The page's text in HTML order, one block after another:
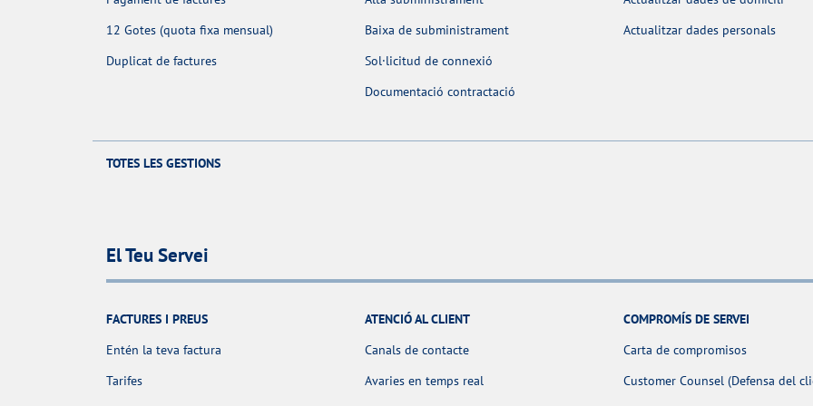
12 Gotes (quota fixa mensual)
Duplicat de factures
Baixa de subministrament
Sol·licitud de connexió
Documentació contractació
Actualitzar dades personals
TOTES LES GESTIONS
El Teu Servei
FACTURES I PREUS
Entén la teva factura
Tarifes
ATENCIÓ AL CLIENT
Canals de contacte
Avaries en temps real
COMPROMÍS DE SERVEI
Carta de compromisos
Customer Counsel (Defensa del